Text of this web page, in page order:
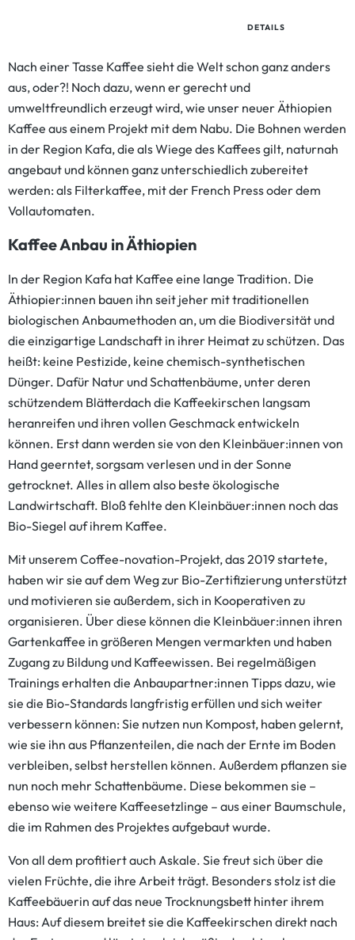
sie zu nachhaltigen Anbaumethoden
Nach traditionellen biologischen
Artenvielfalt. Unter
schattenspendenden Bäumen reifen
die Kaffeekirschen langsam
heran.Ernte: Von Hand, so werden
nur die reifen Kaffeekirschen geerntet
und sorgsam verlesen. Röstung: In
einer der ältesten Bio-Röstereien
Deutschlands. Die hochwertigen
Dieses Produkt verlässt bald das
LEBENSBAUM Produkte.
DETAILS
Nach einer Tasse Kaffee sieht die Welt schon ganz anders
aus, oder?! Noch dazu, wenn er gerecht und
umweltfreundlich erzeugt wird, wie unser neuer Äthiopien
Kaffee aus einem Projekt mit dem Nabu. Die Bohnen werden
in der Region Kafa, die als Wiege des Kaffees gilt, naturnah
angebaut und können ganz unterschiedlich zubereitet
werden: als Filterkaffee, mit der French Press oder dem
Vollautomaten.
Kaffee Anbau in Äthiopien
In der Region Kafa hat Kaffee eine lange Tradition. Die
Äthiopier:innen bauen ihn seit jeher mit traditionellen
biologischen Anbaumethoden an, um die Biodiversität und
die einzigartige Landschaft in ihrer Heimat zu schützen. Das
heißt: keine Pestizide, keine chemisch-synthetischen
Dünger. Dafür Natur und Schattenbäume, unter deren
schützendem Blätterdach die Kaffeekirschen langsam
heranreifen und ihren vollen Geschmack entwickeln
können. Erst dann werden sie von den Kleinbäuer:innen von
Hand geerntet, sorgsam verlesen und in der Sonne
getrocknet. Alles in allem also beste ökologische
Landwirtschaft. Bloß fehlte den Kleinbäuer:innen noch das
Bio-Siegel auf ihrem Kaffee.
Mit unserem Coffee-novation-Projekt, das 2019 startete,
haben wir sie auf dem Weg zur Bio-Zertifizierung unterstützt
und motivieren sie außerdem, sich in Kooperativen zu
organisieren. Über diese können die Kleinbäuer:innen ihren
Gartenkaffee in größeren Mengen vermarkten und haben
Zugang zu Bildung und Kaffeewissen. Bei regelmäßigen
Trainings erhalten die Anbaupartner:innen Tipps dazu, wie
sie die Bio-Standards langfristig erfüllen und sich weiter
verbessern können: Sie nutzen nun Kompost, haben gelernt,
wie sie ihn aus Pflanzenteilen, die nach der Ernte im Boden
verbleiben, selbst herstellen können. Außerdem pflanzen sie
nun noch mehr Schattenbäume. Diese bekommen sie –
ebenso wie weitere Kaffeesetzlinge – aus einer Baumschule,
die im Rahmen des Projektes aufgebaut wurde.
Von all dem profitiert auch Askale. Sie freut sich über die
vielen Früchte, die ihre Arbeit trägt. Besonders stolz ist die
Kaffeebäuerin auf das neue Trocknungsbett hinter ihrem
Haus: Auf diesem breitet sie die Kaffeekirschen direkt nach